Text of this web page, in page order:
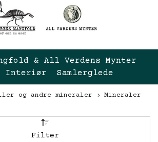
& All Verdens Mynter 
Interiør  Samlerglede
og andre mineraler Mineraler
Filter